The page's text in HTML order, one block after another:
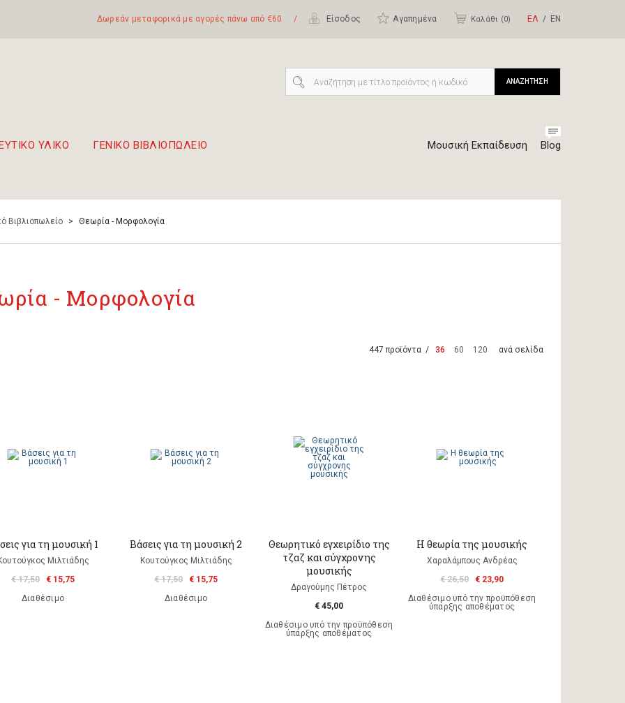
Δωρεάν μεταφορικά με αγορές πάνω από €60 / Είσοδος Αγαπημένα Καλάθι (0) ΕΛ ΕΝ
ΥΛΙΚΟ ΓΕΝΙΚΟ ΒΙΒΛΙΟΠΩΛΕΙΟ Μουσική Εκπαίδευση Blog
ΑΝΑΖΗΤΗΣΗ
Βιβλιοπωλείο > Θεωρία - Μορφολογία
- Μορφολογία
447 προϊόντα / 36 60 120 ανά σελίδα
για τη μουσική 1
Μιλτιάδης
€ 17,50
€ 15,75
Διαθέσιμο
Βάσεις για τη μουσική 2
Κουτούγκος Μιλτιάδης
€ 17,50
€ 15,75
Διαθέσιμο
Θεωρητικό εγχειρίδιο της
τζαζ και σύγχρονης
μουσικής
Δραγούμης Πέτρος
€ 45,00
Διαθέσιμο υπό την προϋπόθεση
ύπαρξης αποθέματος
Η θεωρία της μουσικής
Χαραλάμπους Ανδρέας
€ 26,50
€ 23,90
Διαθέσιμο υπό την προϋπόθεση
ύπαρξης αποθέματος